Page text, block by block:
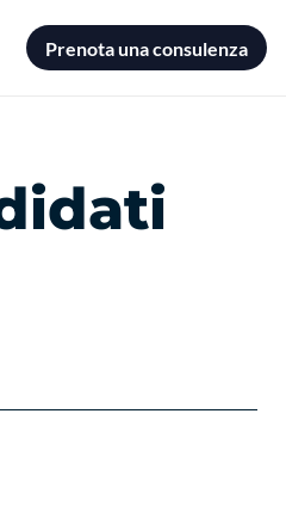
Prenota una consulenza